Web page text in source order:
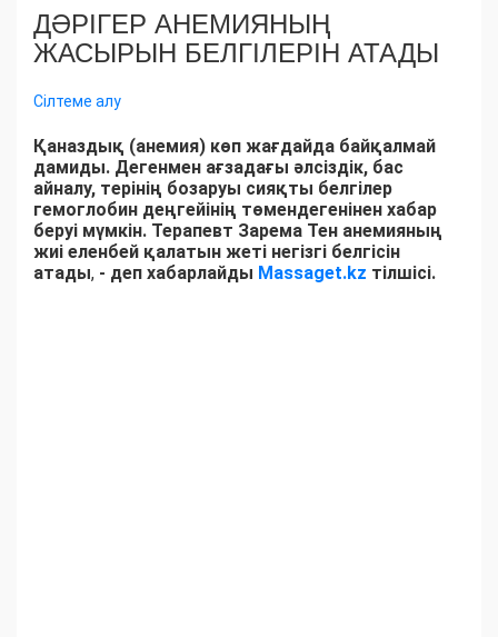
ДӘРІГЕР АНЕМИЯНЫҢ
ЖАСЫРЫН БЕЛГІЛЕРІН АТАДЫ
Сілтеме алу
Қаназдық (анемия) көп жағдайда байқалмай
дамиды. Дегенмен ағзадағы әлсіздік, бас
айналу, терінің бозаруы сияқты белгілер
гемоглобин деңгейінің төмендегенінен хабар
беруі мүмкін. Терапевт Зарема Тен анемияның
жиі еленбей қалатын жеті негізгі белгісін
атады, - деп хабарлайды Massaget.kz тілшісі.